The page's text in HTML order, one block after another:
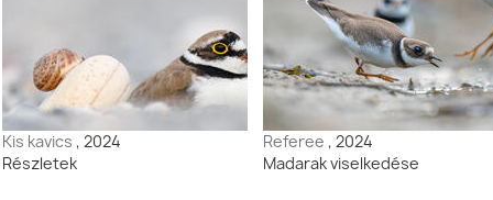
Kis kavics , 2024
Részletek
Referee , 2024
Madarak viselkedése